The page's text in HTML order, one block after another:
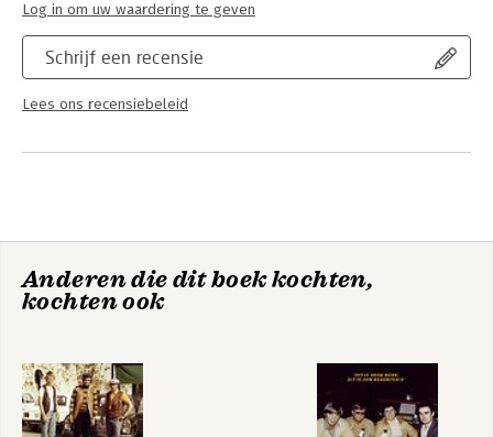
Schrijf een recensie
Lees ons recensiebeleid
Log in om uw waardering te geven
Anderen die dit boek kochten,
kochten ook